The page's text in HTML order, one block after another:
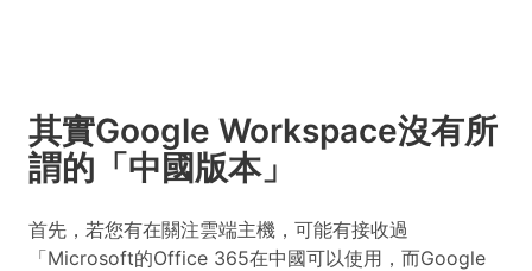
其實Google Workspace沒有所
謂的「中國版本」
首先，若您有在關注雲端主機，可能有接收過
「Microsoft的Office 365在中國可以使用，而Google